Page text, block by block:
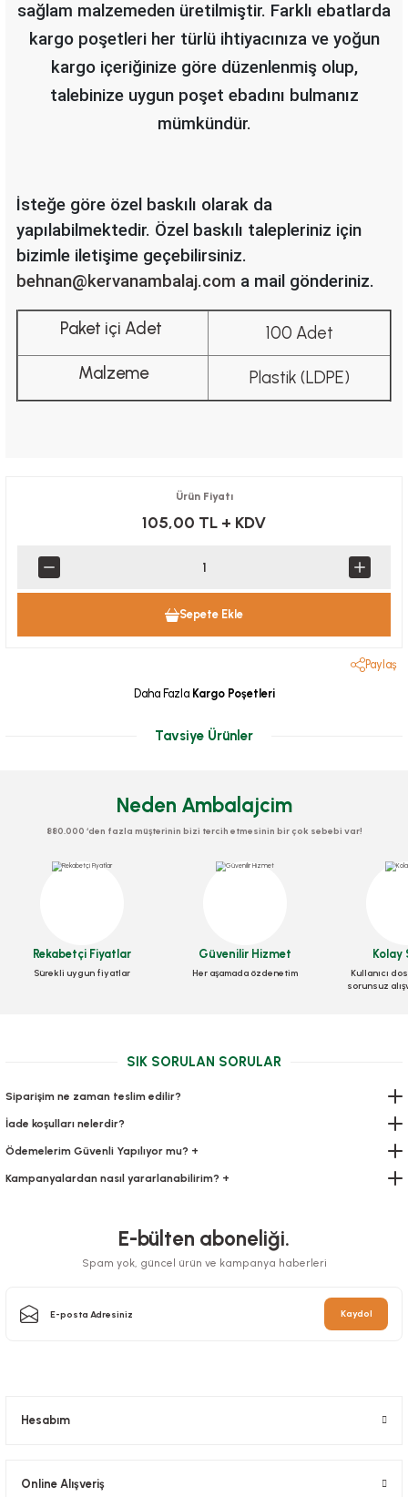
sağlam malzemeden üretilmiştir. Farklı ebatlarda
kargo poşetleri her türlü ihtiyacınıza ve yoğun
kargo içeriğinize göre düzenlenmiş olup,
talebinize uygun poşet ebadını bulmanız
mümkündür.
İsteğe göre özel baskılı olarak da
yapılabilmektedir. Özel baskılı talepleriniz için
bizimle iletişime geçebilirsiniz.
behnan@kervanambalaj.com a mail gönderiniz.
Paket içi Adet
100 Adet
Malzeme
Plastik (LDPE)
Ürün Fiyatı
105,00 TL + KDV
Sepete Ekle
Paylaş
Daha Fazla Kargo Poşetleri
Tavsiye Ürünler
Stok Kodu KIRT.0013-SİYAH
Stok Kodu KIRT.0013-KIRMIZI
Kargo Poşeti Gri, Cepsiz 30x37+5 cm 100 Adetli
Neden Ambalajcim
880.000 ‘den fazla müşterinin bizi tercih etmesinin bir çok sebebi var!
Rekabetçi Fiyatlar
Sürekli uygun fiyatlar
Güvenilir Hizmet
Her aşamada özdenetim
Kolay
Kullanıcı
sorunsuz
SIK SORULAN SORULAR
Siparişim ne zaman teslim edilir?
İade koşulları nelerdir?
Ödemelerim Güvenli Yapılıyor mu? +
Kampanyalardan nasıl yararlanabilirim? +
E-bülten aboneliği.
Spam yok, güncel ürün ve kampanya haberleri
Kaydol
Hesabım
Online Alışveriş